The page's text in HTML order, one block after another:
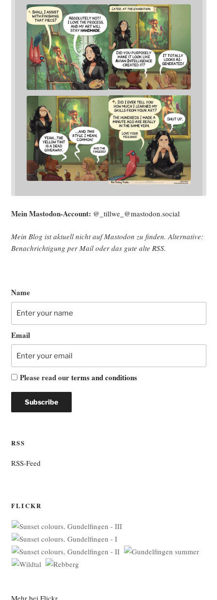
Mein Mast­o­don-Account: @_tillwe_@mastodon.social
Mein Blog ist aktu­ell nicht auf Mast­o­don zu fin­den. Alter­na­ti­ve:
Benach­rich­ti­gung per Mail oder das gute alte RSS.
Name
Email
Please read ourterms and conditions
RSS
RSS-Feed
FLICKR
Mehr bei Flickr …